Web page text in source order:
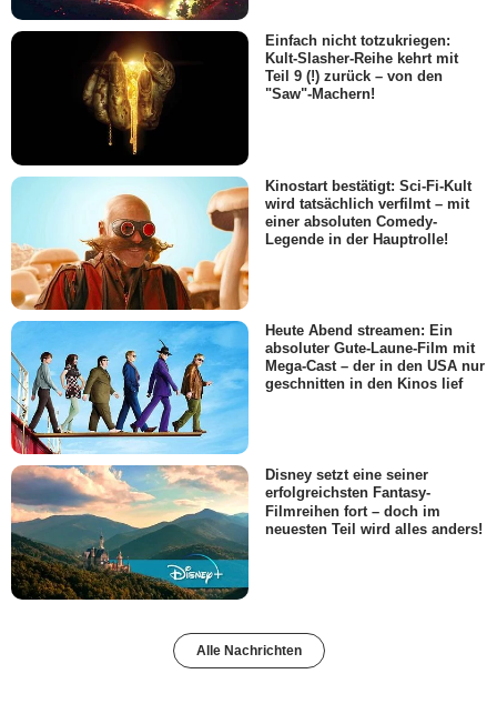
Einfach nicht totzukriegen:
Kult-Slasher-Reihe kehrt mit
Teil 9 (!) zurück – von den
"Saw"-Machern!
Kinostart bestätigt: Sci-Fi-Kult
wird tatsächlich verfilmt – mit
einer absoluten Comedy-
Legende in der Hauptrolle!
Heute Abend streamen: Ein
absoluter Gute-Laune-Film mit
Mega-Cast – der in den USA nur
geschnitten in den Kinos lief
Disney setzt eine seiner
erfolgreichsten Fantasy-
Filmreihen fort – doch im
neuesten Teil wird alles anders!
Alle Nachrichten